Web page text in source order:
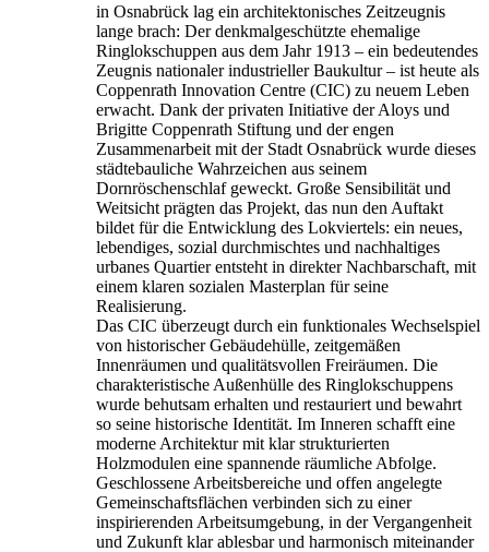
in Osnabrück lag ein architektonisches Zeitzeugnis
lange brach: Der denkmalgeschützte ehemalige
Ringlokschuppen aus dem Jahr 1913 – ein bedeutendes
Zeugnis nationaler industrieller Baukultur – ist heute als
Coppenrath Innovation Centre (CIC) zu neuem Leben
erwacht. Dank der privaten Initiative der Aloys und
Brigitte Coppenrath Stiftung und der engen
Zusammenarbeit mit der Stadt Osnabrück wurde dieses
städtebauliche Wahrzeichen aus seinem
Dornröschenschlaf geweckt. Große Sensibilität und
Weitsicht prägten das Projekt, das nun den Auftakt
bildet für die Entwicklung des Lokviertels: ein neues,
lebendiges, sozial durchmischtes und nachhaltiges
urbanes Quartier entsteht in direkter Nachbarschaft, mit
einem klaren sozialen Masterplan für seine
Realisierung.
Das CIC überzeugt durch ein funktionales Wechselspiel
von historischer Gebäudehülle, zeitgemäßen
Innenräumen und qualitätsvollen Freiräumen. Die
charakteristische Außenhülle des Ringlokschuppens
wurde behutsam erhalten und restauriert und bewahrt
so seine historische Identität. Im Inneren schafft eine
moderne Architektur mit klar strukturierten
Holzmodulen eine spannende räumliche Abfolge.
Geschlossene Arbeitsbereiche und offen angelegte
Gemeinschaftsflächen verbinden sich zu einer
inspirierenden Arbeitsumgebung, in der Vergangenheit
und Zukunft klar ablesbar und harmonisch miteinander